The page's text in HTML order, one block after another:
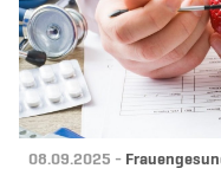
Datum:
08.09.2025 - Kategorie: